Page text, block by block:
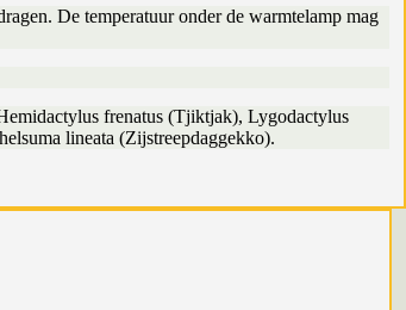
De temperatuur onder de warmtelamp mag
frenatus (Tjiktjak), Lygodactylus
lineata (Zijstreepdaggekko).